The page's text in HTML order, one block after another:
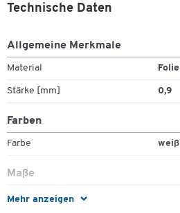
Mehr anzeigen
Technische Daten
Allgemeine Merkmale
Material Folie
Stärke [mm] 0,9
Farben
Farbe weiß
Maße
Breite [mm]